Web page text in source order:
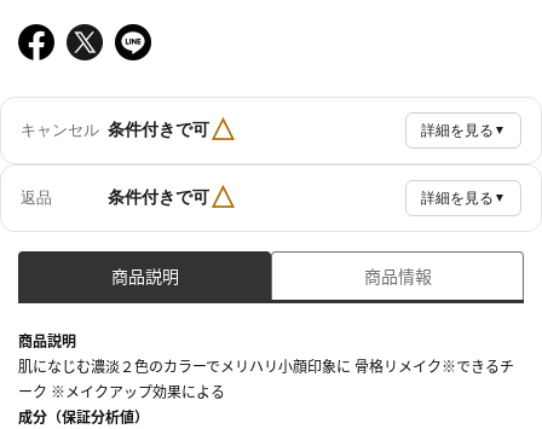
キャンセル 条件付きで可△ 詳細を見る ▼
返品 条件付きで可△ 詳細を見る ▼
商品説明 商品情報
商品説明
肌になじむ濃淡２色のカラーでメリハリ小顔印象に 骨格リメイク※できるチ
ーク ※メイクアップ効果による
成分（保証分析値）